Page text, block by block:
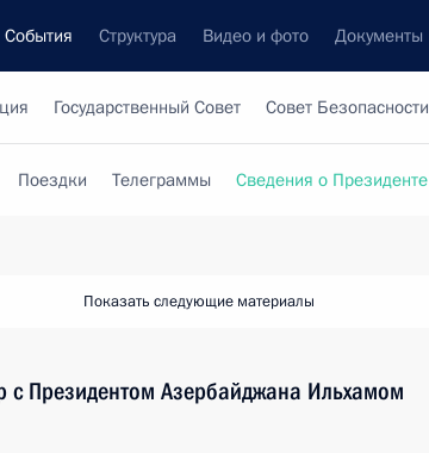
События Структура Видео и фото Документы
Государственный Совет Совет Безопасности
Поездки Телеграммы Сведения о Президенте
Показать следующие материалы
с Президентом Азербайджана Ильхамом